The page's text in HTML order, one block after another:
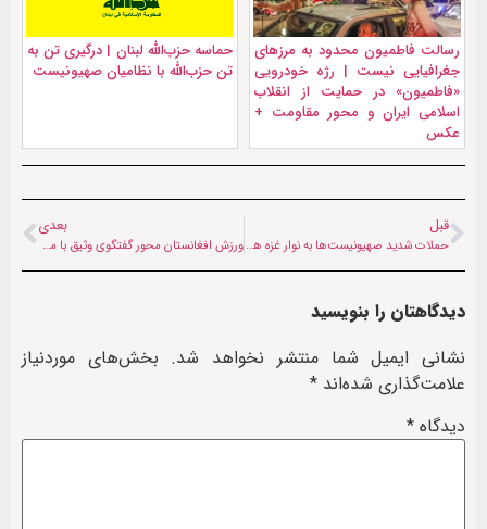
رسالت فاطمیون محدود به مرزهای
جغرافیایی نیست | رژه خودرویی
«فاطمیون» در حمایت از انقلاب
اسلامی ایران و محور مقاومت +
عکس
حماسه حزب‌الله لبنان | درگیری تن به
تن حزب‌الله با نظامیان صهیونیست
قبل
حملات شدید صهیونیست‌ها به نوار غزه همزمان با آغاز ۱۳۹-امین روز جنگ
بعدی
ورزش افغانستان محور گفتگوی وثیق با مقامات تاتارستان و روسیه
دیدگاهتان را بنویسید
نشانی ایمیل شما منتشر نخواهد شد. بخش‌های موردنیاز
علامت‌گذاری شده‌اند *
دیدگاه *